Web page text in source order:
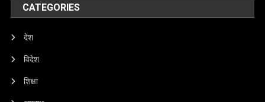
CATEGORIES
देश
विदेश
शिक्षा